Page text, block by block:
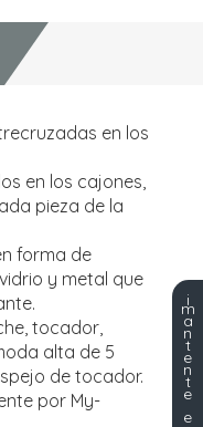
en los
en los cajones,
pieza de la
forma de
y metal que
tocador,
alta de 5
de tocador.
por My-
¡
m
a
n
t
e
n
t
e
e